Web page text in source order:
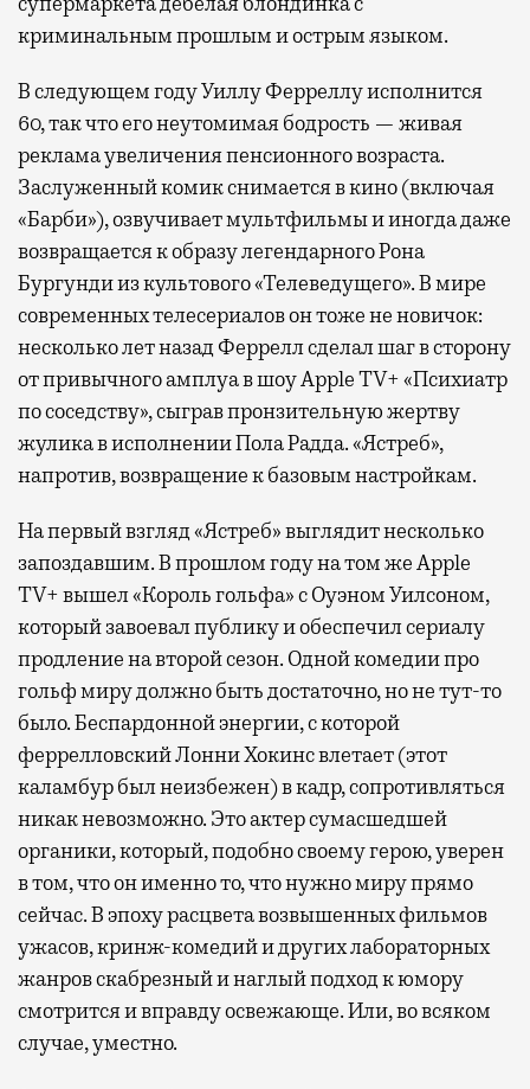
криминальным прошлым и острым языком.
В следующем году Уиллу Ферреллу исполнится
60, так что его неутомимая бодрость — живая
реклама увеличения пенсионного возраста.
Заслуженный комик снимается в кино (включая
«Барби»), озвучивает мультфильмы и иногда даже
возвращается к образу легендарного Рона
Бургунди из культового «Телеведущего». В мире
современных телесериалов он тоже не новичок:
несколько лет назад Феррелл сделал шаг в сторону
от привычного амплуа в шоу Apple TV+ «Психиатр
по соседству», сыграв пронзительную жертву
жулика в исполнении Пола Радда. «Ястреб»,
напротив, возвращение к базовым настройкам.
На первый взгляд «Ястреб» выглядит несколько
запоздавшим. В прошлом году на том же Apple
TV+ вышел «Король гольфа» с Оуэном Уилсоном,
который завоевал публику и обеспечил сериалу
продление на второй сезон. Одной комедии про
гольф миру должно быть достаточно, но не тут-то
было. Беспардонной энергии, с которой
феррелловский Лонни Хокинс влетает (этот
каламбур был неизбежен) в кадр, сопротивляться
никак невозможно. Это актер сумасшедшей
органики, который, подобно своему герою, уверен
в том, что он именно то, что нужно миру прямо
сейчас. В эпоху расцвета возвышенных фильмов
ужасов, кринж-комедий и других лабораторных
жанров скабрезный и наглый подход к юмору
смотрится и вправду освежающе. Или, во всяком
случае, уместно.